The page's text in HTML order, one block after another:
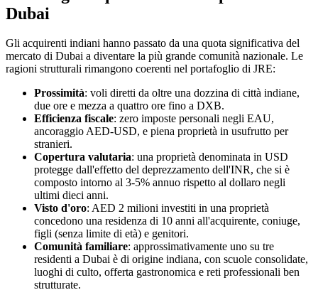
Dubai
Gli acquirenti indiani hanno passato da una quota significativa del
mercato di Dubai a diventare la più grande comunità nazionale. Le
ragioni strutturali rimangono coerenti nel portafoglio di JRE:
Prossimità: voli diretti da oltre una dozzina di città indiane,
due ore e mezza a quattro ore fino a DXB.
Efficienza fiscale: zero imposte personali negli EAU,
ancoraggio AED-USD, e piena proprietà in usufrutto per
stranieri.
Copertura valutaria: una proprietà denominata in USD
protegge dall'effetto del deprezzamento dell'INR, che si è
composto intorno al 3-5% annuo rispetto al dollaro negli
ultimi dieci anni.
Visto d'oro: AED 2 milioni investiti in una proprietà
concedono una residenza di 10 anni all'acquirente, coniuge,
figli (senza limite di età) e genitori.
Comunità familiare: approssimativamente uno su tre
residenti a Dubai è di origine indiana, con scuole consolidate,
luoghi di culto, offerta gastronomica e reti professionali ben
strutturate.